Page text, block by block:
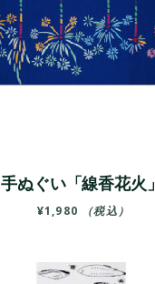
手ぬぐい「線香花火」
¥1,980 （税込）